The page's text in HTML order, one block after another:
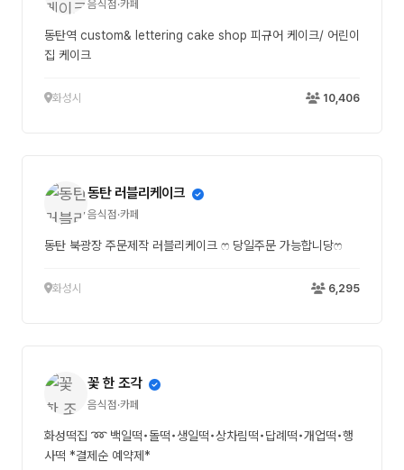
음식점·카페
동탄역 custom& lettering cake shop 피규어 케이크/ 어린이
집 케이크
화성시 10,406
동탄 러블리케이크
음식점·카페
동탄 북광장 주문제작 러블리케이크 ෆ 당일주문 가능합니당ෆ
화성시 6,295
꽃 한 조각
음식점·카페
화성떡집 ➿ 백일떡•돌떡•생일떡•상차림떡•답례떡•개업떡•행
사떡 *결제순 예약제*